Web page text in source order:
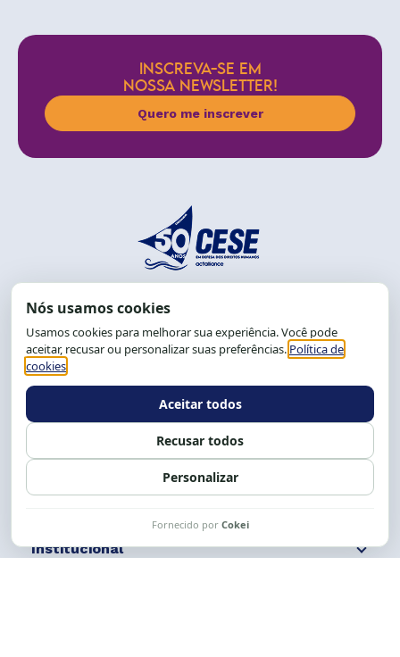
INSCREVA-SE EM
NOSSA NEWSLETTER!
Quero me inscrever
End.: R. da Graça, 150. Graça
CEP: 40.150-055
Salvador-BA, Brasil.
Tel.: (71) 2104-5457, Cel.: (71) 9 9239-2104 ou 2105
Expediente: 8h às 12h e 13 às 17h.
Siga nossas redes Fale conosco
Institucional